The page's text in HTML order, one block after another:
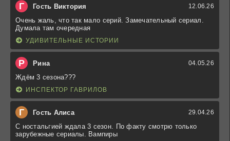
Г Гость Виктория 12.06.26
Очень жаль, что так мало серий. Замечательный сериал.
Думала там очередная
УДИВИТЕЛЬНЫЕ ИСТОРИИ
Р Рина 04.05.26
Ждём 3 сезона???
ИНСПЕКТОР ГАВРИЛОВ
Г Гость Алиса 29.04.26
С ностальгией ждала 3 сезон. По факту смотрю только
зарубежные сериалы. Вампиры